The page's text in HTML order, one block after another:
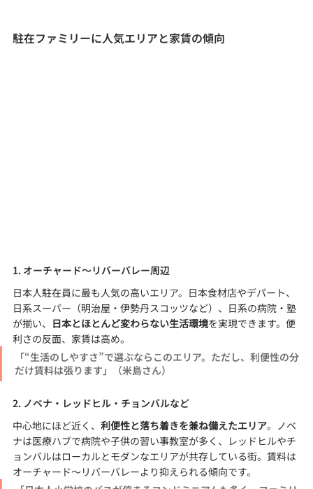
駐在ファミリーに人気エリアと家賃の傾向
1. オーチャード〜リバーバレー周辺
日本人駐在員に最も人気の高いエリア。日本食材店やデパート、
日系スーパー（明治屋・伊勢丹スコッツなど）、日系の病院・塾
が揃い、 日本とほとんど変わらない生活環境を実現できます。便
利さの反面、家賃は高め。
「“生活のしやすさ”で選ぶならこのエリア。ただし、利便性の分
だけ賃料は張ります」（米島さん）
2. ノベナ・レッドヒル・チョンバルなど
中心地にほど近く、 利便性と落ち着きを兼ね備えたエリア。ノベ
ナは医療ハブで病院や子供の習い事教室が多く、レッドヒルやチ
ョンバルはローカルとモダンなエリアが共存している街。賃料は
オーチャード～リバーバレーより抑えられる傾向です。